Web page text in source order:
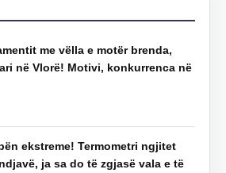
me vëlla e motër brenda,
në Vlorë! Motivi, konkurrenca në
ekstreme! Termometri ngjitet
ja sa do të zgjasë vala e të